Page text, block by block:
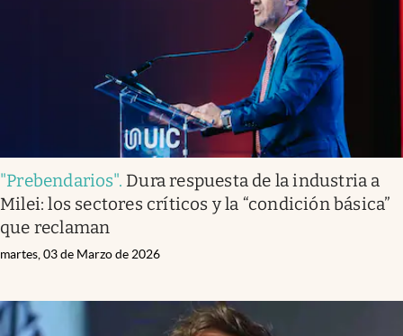
"Prebendarios". Dura respuesta de la industria a
Milei: los sectores críticos y la “condición básica”
que reclaman
martes, 03 de Marzo de 2026